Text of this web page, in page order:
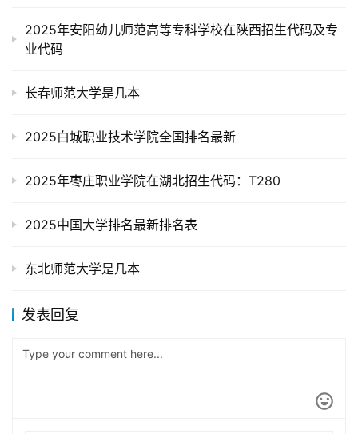
2025年安阳幼儿师范高等专科学校在陕西招生代码及专
业代码
长春师范大学是几本
2025白城职业技术学院全国排名最新
2025年枣庄职业学院在湖北招生代码：T280
2025中国大学排名最新排名表
东北师范大学是几本
发表回复